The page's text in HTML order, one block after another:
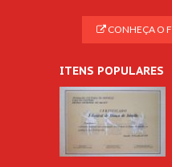
CONHEÇA O
ITENS POPULARES